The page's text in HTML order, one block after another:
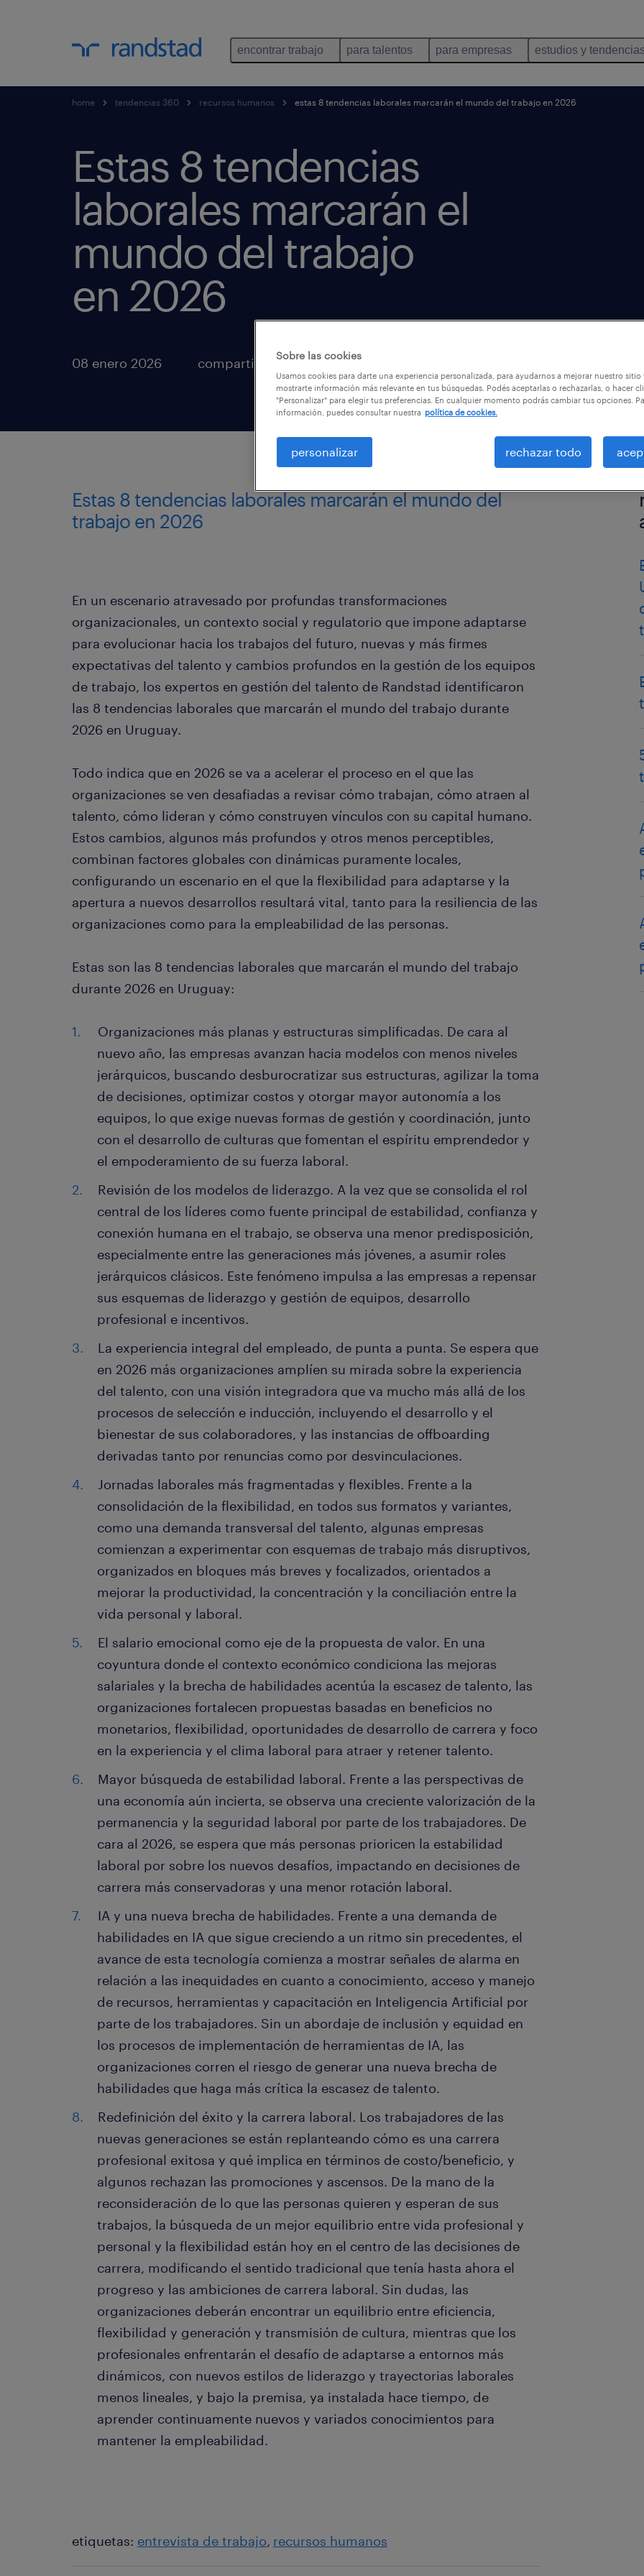
encontrar trabajo para talentos para empresas estudios y
home tendencias 360 recursos humanos estas 8 tendencias laborales marcarán el mundo del trabajo en 2026
Estas 8 tendencias
laborales marcarán el
mundo del trabajo
en 2026
08 enero 2026 compartir en
Estas 8 tendencias laborales marcarán el mundo del
trabajo en 2026
En un escenario atravesado por profundas transformaciones
organizacionales, un contexto social y regulatorio que impone adaptarse
para evolucionar hacia los trabajos del futuro, nuevas y más firmes
expectativas del talento y cambios profundos en la gestión de los equipos
de trabajo, los expertos en gestión del talento de Randstad identificaron
las 8 tendencias laborales que marcarán el mundo del trabajo durante
2026 en Uruguay.
Todo indica que en 2026 se va a acelerar el proceso en el que las
organizaciones se ven desafiadas a revisar cómo trabajan, cómo atraen al
talento, cómo lideran y cómo construyen vínculos con su capital humano.
Estos cambios, algunos más profundos y otros menos perceptibles,
combinan factores globales con dinámicas puramente locales,
configurando un escenario en el que la flexibilidad para adaptarse y la
apertura a nuevos desarrollos resultará vital, tanto para la resiliencia de las
organizaciones como para la empleabilidad de las personas.
Estas son las 8 tendencias laborales que marcarán el mundo del trabajo
durante 2026 en Uruguay:
Organizaciones más planas y estructuras simplificadas. De cara al
nuevo año, las empresas avanzan hacia modelos con menos niveles
jerárquicos, buscando desburocratizar sus estructuras, agilizar la toma
de decisiones, optimizar costos y otorgar mayor autonomía a los
equipos, lo que exige nuevas formas de gestión y coordinación, junto
con el desarrollo de culturas que fomentan el espíritu emprendedor y
el empoderamiento de su fuerza laboral.
Revisión de los modelos de liderazgo. A la vez que se consolida el rol
central de los líderes como fuente principal de estabilidad, confianza y
conexión humana en el trabajo, se observa una menor predisposición,
especialmente entre las generaciones más jóvenes, a asumir roles
jerárquicos clásicos. Este fenómeno impulsa a las empresas a repensar
sus esquemas de liderazgo y gestión de equipos, desarrollo
profesional e incentivos.
La experiencia integral del empleado, de punta a punta. Se espera que
en 2026 más organizaciones amplíen su mirada sobre la experiencia
del talento, con una visión integradora que va mucho más allá de los
procesos de selección e inducción, incluyendo el desarrollo y el
bienestar de sus colaboradores, y las instancias de offboarding
derivadas tanto por renuncias como por desvinculaciones.
Jornadas laborales más fragmentadas y flexibles. Frente a la
consolidación de la flexibilidad, en todos sus formatos y variantes,
como una demanda transversal del talento, algunas empresas
comienzan a experimentar con esquemas de trabajo más disruptivos,
organizados en bloques más breves y focalizados, orientados a
mejorar la productividad, la concentración y la conciliación entre la
vida personal y laboral.
El salario emocional como eje de la propuesta de valor. En una
coyuntura donde el contexto económico condiciona las mejoras
salariales y la brecha de habilidades acentúa la escasez de talento, las
organizaciones fortalecen propuestas basadas en beneficios no
monetarios, flexibilidad, oportunidades de desarrollo de carrera y foco
en la experiencia y el clima laboral para atraer y retener talento.
Mayor búsqueda de estabilidad laboral. Frente a las perspectivas de
una economía aún incierta, se observa una creciente valorización de la
permanencia y la seguridad laboral por parte de los trabajadores. De
cara al 2026, se espera que más personas prioricen la estabilidad
laboral por sobre los nuevos desafíos, impactando en decisiones de
carrera más conservadoras y una menor rotación laboral.
IA y una nueva brecha de habilidades. Frente a una demanda de
habilidades en IA que sigue creciendo a un ritmo sin precedentes, el
avance de esta tecnología comienza a mostrar señales de alarma en
relación a las inequidades en cuanto a conocimiento, acceso y manejo
de recursos, herramientas y capacitación en Inteligencia Artificial por
parte de los trabajadores. Sin un abordaje de inclusión y equidad en
los procesos de implementación de herramientas de IA, las
organizaciones corren el riesgo de generar una nueva brecha de
habilidades que haga más crítica la escasez de talento.
Redefinición del éxito y la carrera laboral. Los trabajadores de las
nuevas generaciones se están replanteando cómo es una carrera
profesional exitosa y qué implica en términos de costo/beneficio, y
algunos rechazan las promociones y ascensos. De la mano de la
reconsideración de lo que las personas quieren y esperan de sus
trabajos, la búsqueda de un mejor equilibrio entre vida profesional y
personal y la flexibilidad están hoy en el centro de las decisiones de
carrera, modificando el sentido tradicional que tenía hasta ahora el
progreso y las ambiciones de carrera laboral. Sin dudas, las
organizaciones deberán encontrar un equilibrio entre eficiencia,
flexibilidad y generación y transmisión de cultura, mientras que los
profesionales enfrentarán el desafío de adaptarse a entornos más
dinámicos, con nuevos estilos de liderazgo y trayectorias laborales
menos lineales, y bajo la premisa, ya instalada hace tiempo, de
aprender continuamente nuevos y variados conocimientos para
mantener la empleabilidad.
etiquetas: entrevista de trabajo recursos humanos
Sobre las cookies
Usamos cookies para darte una experiencia personalizada, para ayudarnos a mejorar nuestro sitio
mostrarte información más relevante en tus búsquedas. Podés aceptarlas o rechazarlas, o hacer
"Personalizar" para elegir tus preferencias. En cualquier momento podrás cambiar tus opciones.
información, puedes consultar nuestra política de cookies.
personalizar rechazar todo